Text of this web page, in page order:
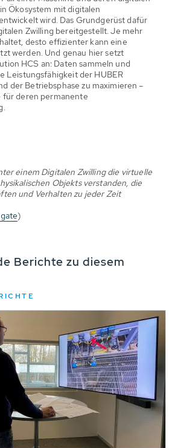
Ökosystem mit digitalen
wird. Das Grundgerüst dafür
Zwilling bereitgestellt. Je mehr
desto effizienter kann eine
werden. Und genau hier setzt
HCS an: Daten sammeln und
Leistungsfähigkeit der HUBER
der Betriebsphase zu maximieren –
für deren permanente
einem Digitalen Zwilling die virtuelle
Objekts verstanden, die
und Verhalten zu jeder Zeit
)
Berichte zu diesem